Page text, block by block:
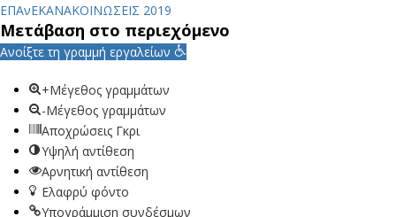
ΕΠΑνΕΚΑΝΑΚΟΙΝΩΣΕΙΣ 2019
Μετάβαση στο περιεχόμενο
Ανοίξτε τη γραμμή εργαλείων
+Μέγεθος γραμμάτων
-Μέγεθος γραμμάτων
Αποχρώσεις Γκρι
Υψηλή αντίθεση
Αρνητική αντίθεση
Ελαφρύ φόντο
Υπογράμμιση συνδέσμων